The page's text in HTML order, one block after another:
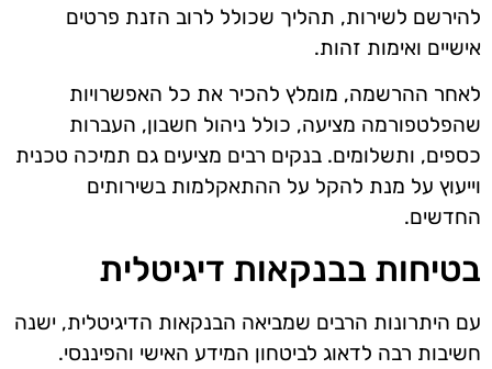
להירשם לשירות, תהליך שכולל לרוב הזנת פרטים
אישיים ואימות זהות.
לאחר ההרשמה, מומלץ להכיר את כל האפשרויות
שהפלטפורמה מציעה, כולל ניהול חשבון, העברות
כספים, ותשלומים. בנקים רבים מציעים גם תמיכה טכנית
וייעוץ על מנת להקל על ההתאקלמות בשירותים
החדשים.
בטיחות בבנקאות דיגיטלית
עם היתרונות הרבים שמביאה הבנקאות הדיגיטלית, ישנה
חשיבות רבה לדאוג לביטחון המידע האישי והפיננסי.